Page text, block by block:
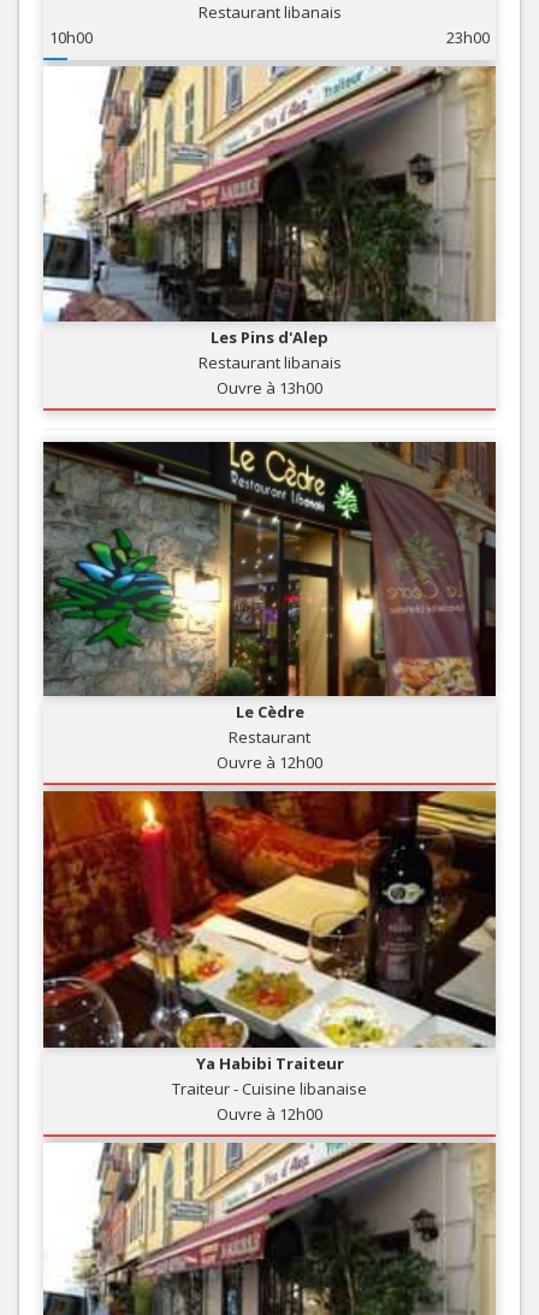
Restaurant libanais
10h00
23h00
Les Pins d'Alep
Restaurant libanais
Ouvre à 13h00
Le Cèdre
Restaurant
Ouvre à 12h00
Ya Habibi Traiteur
Traiteur - Cuisine libanaise
Ouvre à 12h00